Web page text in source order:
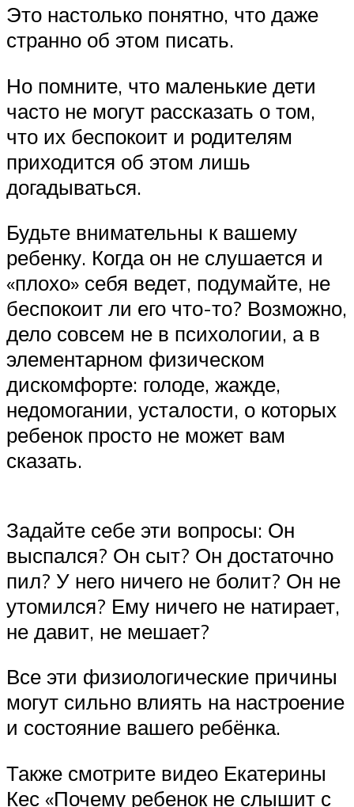
Это настолько понятно, что даже
странно об этом писать.
Но помните, что маленькие дети
часто не могут рассказать о том,
что их беспокоит и родителям
приходится об этом лишь
догадываться.
Будьте внимательны к вашему
ребенку. Когда он не слушается и
«плохо» себя ведет, подумайте, не
беспокоит ли его что-то? Возможно,
дело совсем не в психологии, а в
элементарном физическом
дискомфорте: голоде, жажде,
недомогании, усталости, о которых
ребенок просто не может вам
сказать.
Задайте себе эти вопросы: Он
выспался? Он сыт? Он достаточно
пил? У него ничего не болит? Он не
утомился? Ему ничего не натирает,
не давит, не мешает?
Все эти физиологические причины
могут сильно влиять на настроение
и состояние вашего ребёнка.
Также смотрите видео Екатерины
Кес «Почему ребенок не слышит с